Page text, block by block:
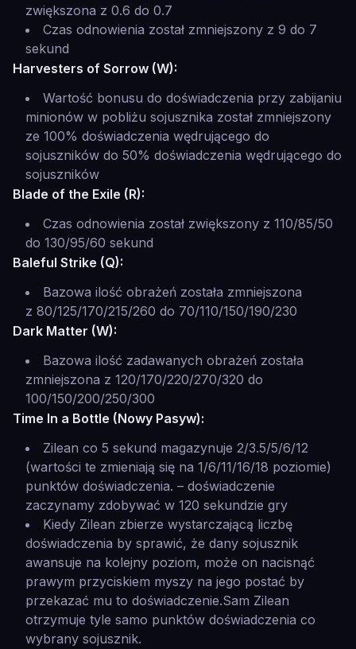
zwiększona z 0.6 do 0.7
Czas odnowienia został zmniejszony z 9 do 7
sekund
Harvesters of Sorrow (W):
Wartość bonusu do doświadczenia przy zabijaniu
minionów w pobliżu sojusznika został zmniejszony
ze 100% doświadczenia wędrującego do
sojuszników do 50% doświadczenia wędrującego do
sojuszników
Blade of the Exile (R):
Czas odnowienia został zwiększony z 110/85/50
do 130/95/60 sekund
Baleful Strike (Q):
Bazowa ilość obrażeń została zmniejszona
z 80/125/170/215/260 do 70/110/150/190/230
Dark Matter (W):
Bazowa ilość zadawanych obrażeń została
zmniejszona z 120/170/220/270/320 do
100/150/200/250/300
Time In a Bottle (Nowy Pasyw):
Zilean co 5 sekund magazynuje 2/3.5/5/6/12
(wartości te zmieniają się na 1/6/11/16/18 poziomie)
punktów doświadczenia. – doświadczenie
zaczynamy zdobywać w 120 sekundzie gry
Kiedy Zilean zbierze wystarczającą liczbę
doświadczenia by sprawić, że dany sojusznik
awansuje na kolejny poziom, może on nacisnąć
prawym przyciskiem myszy na jego postać by
przekazać mu to doświadczenie.Sam Zilean
otrzymuje tyle samo punktów doświadczenia co
wybrany sojusznik.